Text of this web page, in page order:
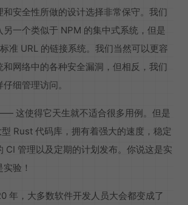
安全性所做的设计选择非常保守。我们
一个类似于 NPM 的集中式系统，但是
准 URL 的链接系统。我们当然可以更容
和网络中的各种安全漏洞，但相反，我们
细管理访问。
这使得它天生就不适合很多用例。但是
Rust 代码库，拥有着强大的速度，稳定
CI 管理以及定期的计划发布。你说这是实
验！
年，大多数软件开发人员大会都变成了